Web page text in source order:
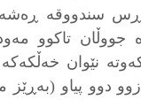
سندووقه
تاکوو
نێوان
دوو پیاو